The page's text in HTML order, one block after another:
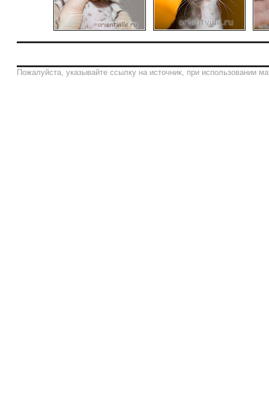
Пожалуйста, указывайте ссылку на источник, при использовании